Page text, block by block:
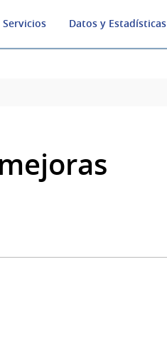
Datos y Estadísticas